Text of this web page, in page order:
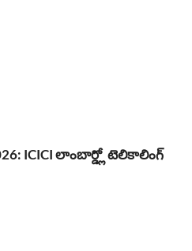
ICICI లాంబార్డ్లో టెలికాలింగ్